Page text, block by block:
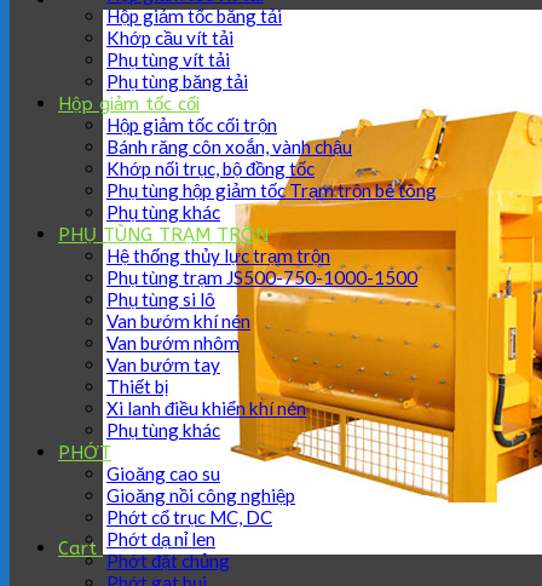
Cart
Hộp giảm tốc băng tải
Khớp cầu vít tải
Phụ tùng vít tải
Phụ tùng băng tải
Hộp giảm tốc cối
Hộp giảm tốc cối trộn
Bánh răng côn xoắn, vành chậu
Khớp nối trục, bộ đồng tốc
Phụ tùng hộp giảm tốc Trạm trộn bê tông
Phụ tùng khác
PHỤ TÙNG TRẠM TRÔN
Hệ thống thủy lực trạm trộn
Phụ tùng trạm JS500-750-1000-1500
Phụ tùng si lô
Van bướm khí nén
Van bướm nhôm
Van bướm tay
Thiết bị
Xi lanh điều khiển khí nén
Phụ tùng khác
PHỚT
Gioăng cao su
Gioăng nồi công nghiệp
Phớt cổ trục MC, DC
Phớt dạ nỉ len
Phớt đặt chủng